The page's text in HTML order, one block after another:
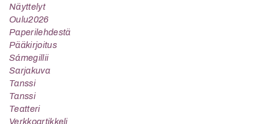
Näyttelyt
Oulu2026
Paperilehdestä
Pääkirjoitus
Sámegillii
Sarjakuva
Tanssi
Tanssi
Teatteri
Verkkoartikkeli